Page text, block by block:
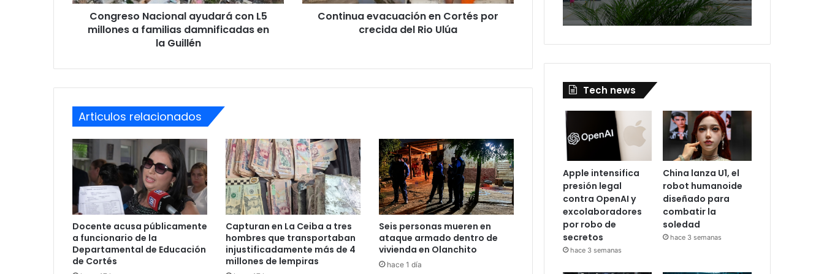
Congreso Nacional ayudará con L5
millones a familias damnificadas en
la Guillén
Continua evacuación en Cortés por
crecida del Rio Ulúa
Articulos relacionados
Docente acusa públicamente
a funcionario de la
Departamental de Educación
de Cortés
Capturan en La Ceiba a tres
hombres que transportaban
injustificadamente más de 4
millones de lempiras
Seis personas mueren en
ataque armado dentro de
vivienda en Olanchito
hace 1 día
Tech news
Apple intensifica
presión legal
contra OpenAI y
excolaboradores
por robo de
secretos
hace 3 semanas
China lanza U1, el
robot humanoide
diseñado para
combatir la
soledad
hace 3 semanas